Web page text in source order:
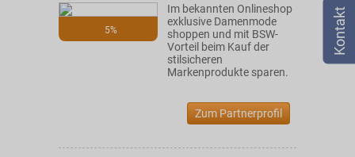
☎ 0800 - 279 25 82
5%
Im bekannten Onlineshop
exklusive Damenmode
shoppen und mit BSW-
Vorteil beim Kauf der
stilsicheren
Markenprodukte sparen.
Zum Partnerprofil